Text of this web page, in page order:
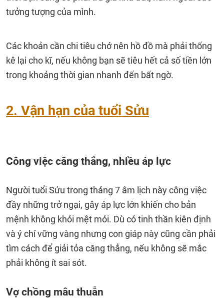
tưởng tượng của mình.
Các khoản cần chi tiêu chớ nên hồ đồ mà phải thống
kê lại cho kĩ, nếu không bạn sẽ tiêu hết cả số tiền lớn
trong khoảng thời gian nhanh đến bất ngờ.
2. Vận hạn của tuổi Sửu
Công việc căng thẳng, nhiều áp lực
Người tuổi Sửu trong tháng 7 âm lịch này công việc
đầy những trở ngại, gây áp lực lớn khiến cho bản
mệnh không khỏi mệt mỏi. Dù có tinh thần kiên định
và ý chí vững vàng nhưng con giáp này cũng cần phải
tìm cách để giải tỏa căng thẳng, nếu không sẽ mắc
phải không ít sai sót.
Vợ chồng mâu thuẫn